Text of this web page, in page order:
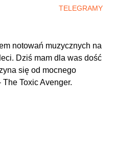
TELEGRAMY
notowań muzycznych na
Dziś mam dla was dość
się od mocnego
Toxic Avenger.